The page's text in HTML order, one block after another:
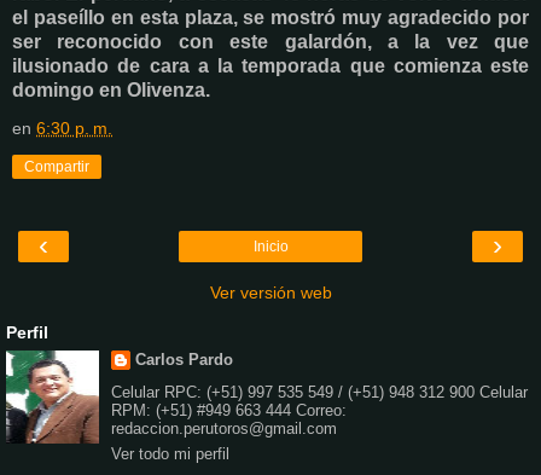
el paseíllo en esta plaza, se mostró muy agradecido por
ser reconocido con este galardón, a la vez que
ilusionado de cara a la temporada que comienza este
domingo en Olivenza.
en 6:30 p. m.
Compartir
‹ ›
Inicio
Ver versión web
Perfil
Carlos Pardo
Celular RPC: (+51) 997 535 549 / (+51) 948 312 900 Celular
RPM: (+51) #949 663 444 Correo:
redaccion.perutoros@gmail.com
Ver todo mi perfil